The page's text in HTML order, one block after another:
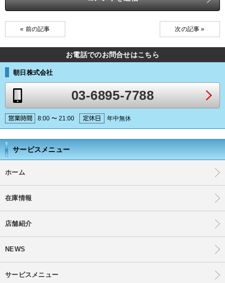
« 前の記事 次の記事 »
お電話でのお問合せはこちら
朝日株式会社
03-6895-7788
8:00 〜 21:00 年中無休
サービスメニュー
ホーム
在庫情報
店舗紹介
NEWS
サービスメニュー